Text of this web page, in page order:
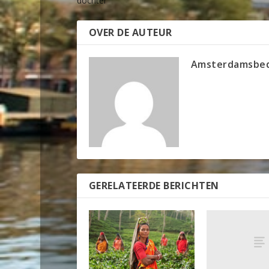
OVER DE AUTEUR
GERELATEERDE BERICHTEN